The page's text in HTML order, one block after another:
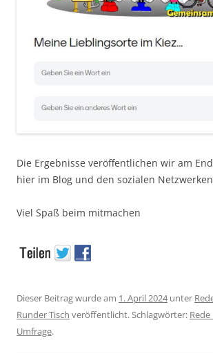
Die Ergebnisse veröffentlichen wir am
hier im Blog und den sozialen
Viel Spaß beim mitmachen
Dieser Beitrag wurde am 1. April 2024unter
Runder Tisch veröffentlicht. Schlagwörter:
Umfrage.